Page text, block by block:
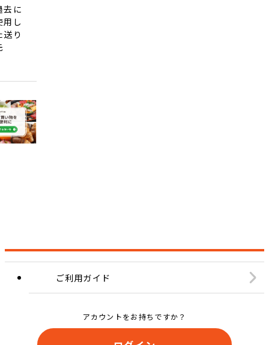
去に
用し
送り
ご利用ガイド
アカウントをお持ちですか？